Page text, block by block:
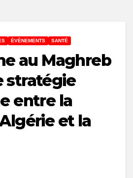
ÈVÈNEMENTS SANTÉ
au Maghreb
stratégie
entre la
et la